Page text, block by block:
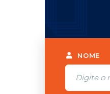
NOME